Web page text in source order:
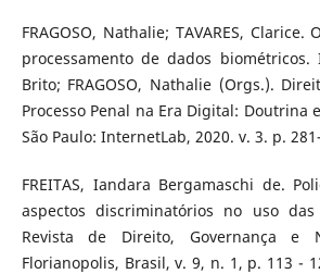
FRAGOSO, Nathalie; TAVARES,
processamento de dados biométricos.
Brito; FRAGOSO, Nathalie (Orgs.).
Processo Penal na Era Digital: Doutrina
São Paulo: InternetLab, 2020. v. 3. p.
FREITAS, Iandara Bergamaschi de.
aspectos discriminatórios no uso das
Revista de Direito, Governança e
Florianopolis, Brasil, v. 9, n. 1, p. 113 -